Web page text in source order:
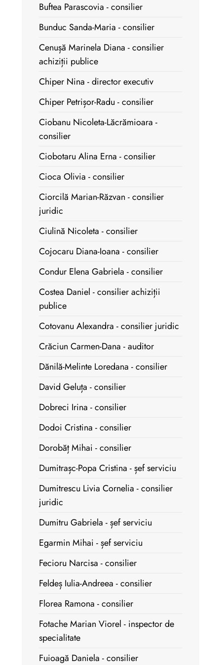
Buftea Parascovia - consilier
Bunduc Sanda-Maria - consilier
Cenușă Marinela Diana - consilier
achiziții publice
Chiper Nina - director executiv
Chiper Petrișor-Radu - consilier
Ciobanu Nicoleta-Lăcrămioara -
consilier
Ciobotaru Alina Erna - consilier
Cioca Olivia - consilier
Ciorcilă Marian-Răzvan - consilier
juridic
Ciulină Nicoleta - consilier
Cojocaru Diana-Ioana - consilier
Condur Elena Gabriela - consilier
Costea Daniel - consilier achiziții
publice
Cotovanu Alexandra - consilier juridic
Crăciun Carmen-Dana - auditor
Dănilă-Melinte Loredana - consilier
David Geluța - consilier
Dobreci Irina - consilier
Dodoi Cristina - consilier
Dorobăț Mihai - consilier
Dumitrașc-Popa Cristina - șef serviciu
Dumitrescu Livia Cornelia - consilier
juridic
Dumitru Gabriela - șef serviciu
Egarmin Mihai - șef serviciu
Fecioru Narcisa - consilier
Feldeș Iulia-Andreea - consilier
Florea Ramona - consilier
Fotache Marian Viorel - inspector de
specialitate
Fuioagă Daniela - consilier